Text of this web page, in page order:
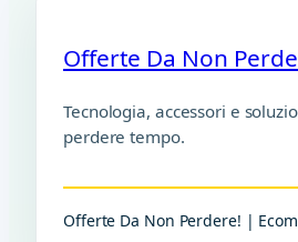
Offerte Da Non
Tecnologia, accessori e
perdere tempo.
Offerte Da Non Perdere! |